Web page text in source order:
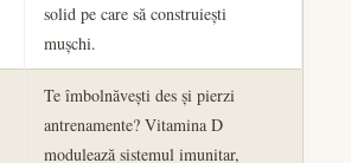
solid pe care să construiești
mușchi.
Te îmbolnăvești des și pierzi
antrenamente? Vitamina D
modulează sistemul imunitar,